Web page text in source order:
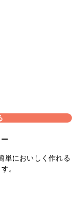
単においしく作れる
。